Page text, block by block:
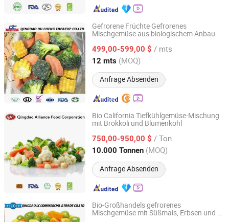
Gefrorene Früchte Gefrorenes
Mischgemüse aus biologischem Anbau
499,00-599,00 $ / mts
12 mts (MOQ)
Anfrage Absenden
Qingdao LC Commercial & Trade Co., Ltd.
Shandong, China Seit 2019
Bio California Tiefkühlgemüse-Mischung
mit Brokkoli und Blumenkohl
750,00-950,00 $ / Ton
10.000 Tonnen (MOQ)
Anfrage Absenden
QINGDAO ALLIANCE FOOD CORP.
Shandong, China Seit 2016
Bio-Großhandels gefrorenes
Mischgemüse mit Süßmais, Erbsen und /
Qingdao LC Commercial & Trade Co., Ltd.